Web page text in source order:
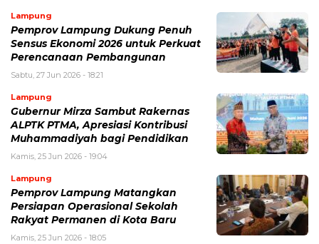
Lampung
Pemprov Lampung Dukung Penuh
Sensus Ekonomi 2026 untuk Perkuat
Perencanaan Pembangunan
Sabtu, 27 Jun 2026 - 18:21
Lampung
Gubernur Mirza Sambut Rakernas
ALPTK PTMA, Apresiasi Kontribusi
Muhammadiyah bagi Pendidikan
Kamis, 25 Jun 2026 - 19:04
Lampung
Pemprov Lampung Matangkan
Persiapan Operasional Sekolah
Rakyat Permanen di Kota Baru
Kamis, 25 Jun 2026 - 18:05